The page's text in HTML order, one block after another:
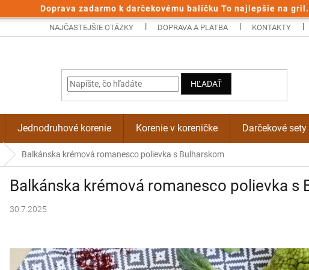
Doprava zadarmo k darčekovému balíčku To najlepšie na gril.
NAJČASTEJŠIE OTÁZKY DOPRAVA A PLATBA KONTAKTY
HĽADAŤ
Jednodruhové korenie Korenie v koreničke Darčekové sety
Balkánska krémová romanesco polievka s Bulharskom
Balkánska krémová romanesco polievka s
30.7.2025